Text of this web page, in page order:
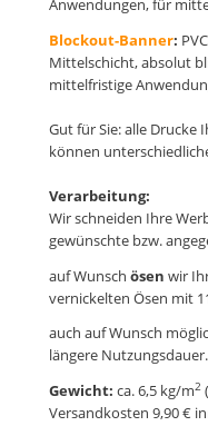
Anwendungen, für
Blockout-Banner:
Mittelschicht, absolut
mittelfristige
Gut für Sie: alle Drucke
können
Verarbeitung:
Wir schneiden Ihre
gewünschte bzw.
auf Wunsch ösen wir
vernickelten Ösen mit
auch auf Wunsch
längere Nutzungsdauer.
Gewicht: ca. 6,5 kg/m2
Versandkosten 9,90 €